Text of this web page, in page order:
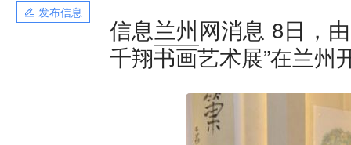
发布信息
信息兰州网消息 8日，
千翔书画艺术展”在兰州